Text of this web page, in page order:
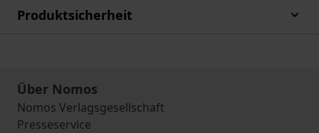
Produktsicherheit
Über Nomos
Nomos Verlagsgesellschaft
Presseservice